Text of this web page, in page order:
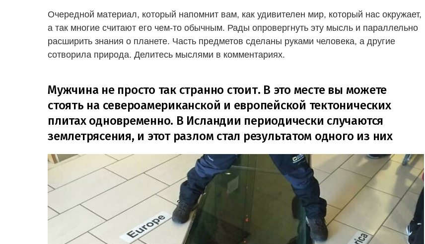
Очередной материал, который напомнит вам, как удивителен мир, который нас окружает,
а так многие считают его чем-то обычным. Рады опровергнуть эту мысль и параллельно
расширить знания о планете. Часть предметов сделаны руками человека, а другие
сотворила природа. Делитесь мыслями в комментариях.
Мужчина не просто так странно стоит. В это месте вы можете
стоять на североамериканской и европейской тектонических
плитах одновременно. В Исландии периодически случаются
землетрясения, и этот разлом стал результатом одного из них